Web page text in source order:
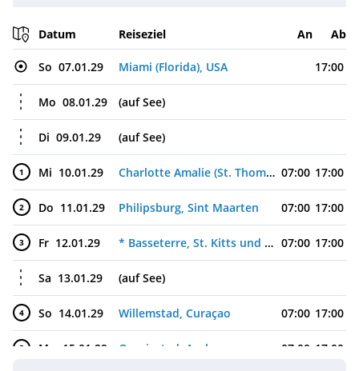
Datum Reiseziel An Ab
So 07.01.29 Miami (Florida), USA 17:00
Mo 08.01.29 (auf See)
Di 09.01.29 (auf See)
1 Mi 10.01.29 Charlotte Amalie (St. Thomas), Amerikanische Jungferninseln 07:00 17:00
2 Do 11.01.29 Philipsburg, Sint Maarten 07:00 17:00
3 Fr 12.01.29 * Basseterre, St. Kitts und Nevis 07:00 17:00
Sa 13.01.29 (auf See)
4 So 14.01.29 Willemstad, Curaçao 07:00 17:00
5 Mo 15.01.29 Oranjestad, Aruba 07:00 17:00